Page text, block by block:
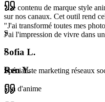
"Le contenu de marque style
sur nos canaux. Cet outil rend
S
Sofia L.
Spécialiste marketing réseaux
"J'ai transformé toutes mes
J'ai l'impression de vivre dans
R
Ren Y.
Fan d'anime